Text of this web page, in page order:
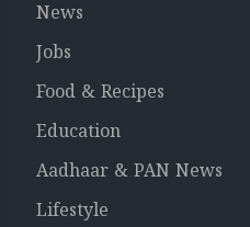
News
Jobs
Food & Recipes
Education
Aadhaar & PAN News
Lifestyle